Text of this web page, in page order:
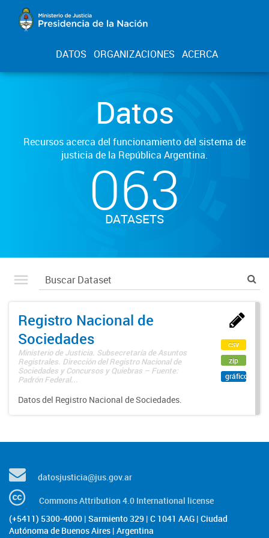
DATOS ORGANIZACIONES ACERCA
Datos
Recursos acerca del funcionamiento del sistema de
justicia de la República Argentina.
063
DATASETS
Registro Nacional de
Sociedades
Ministerio de Justicia. Subsecretaría de Asuntos
Registrales. Dirección del Registro Nacional de
Sociedades y Concursos y Quiebras – Fuente:
Padrón Federal...
Datos del Registro Nacional de Sociedades.
csv
zip
gráfico
datosjusticia@jus.gov.ar
Commons Attribution 4.0 International license
(+5411) 5300-4000 | Sarmiento 329 | C 1041 AAG | Ciudad
Autónoma de Buenos Aires | Argentina